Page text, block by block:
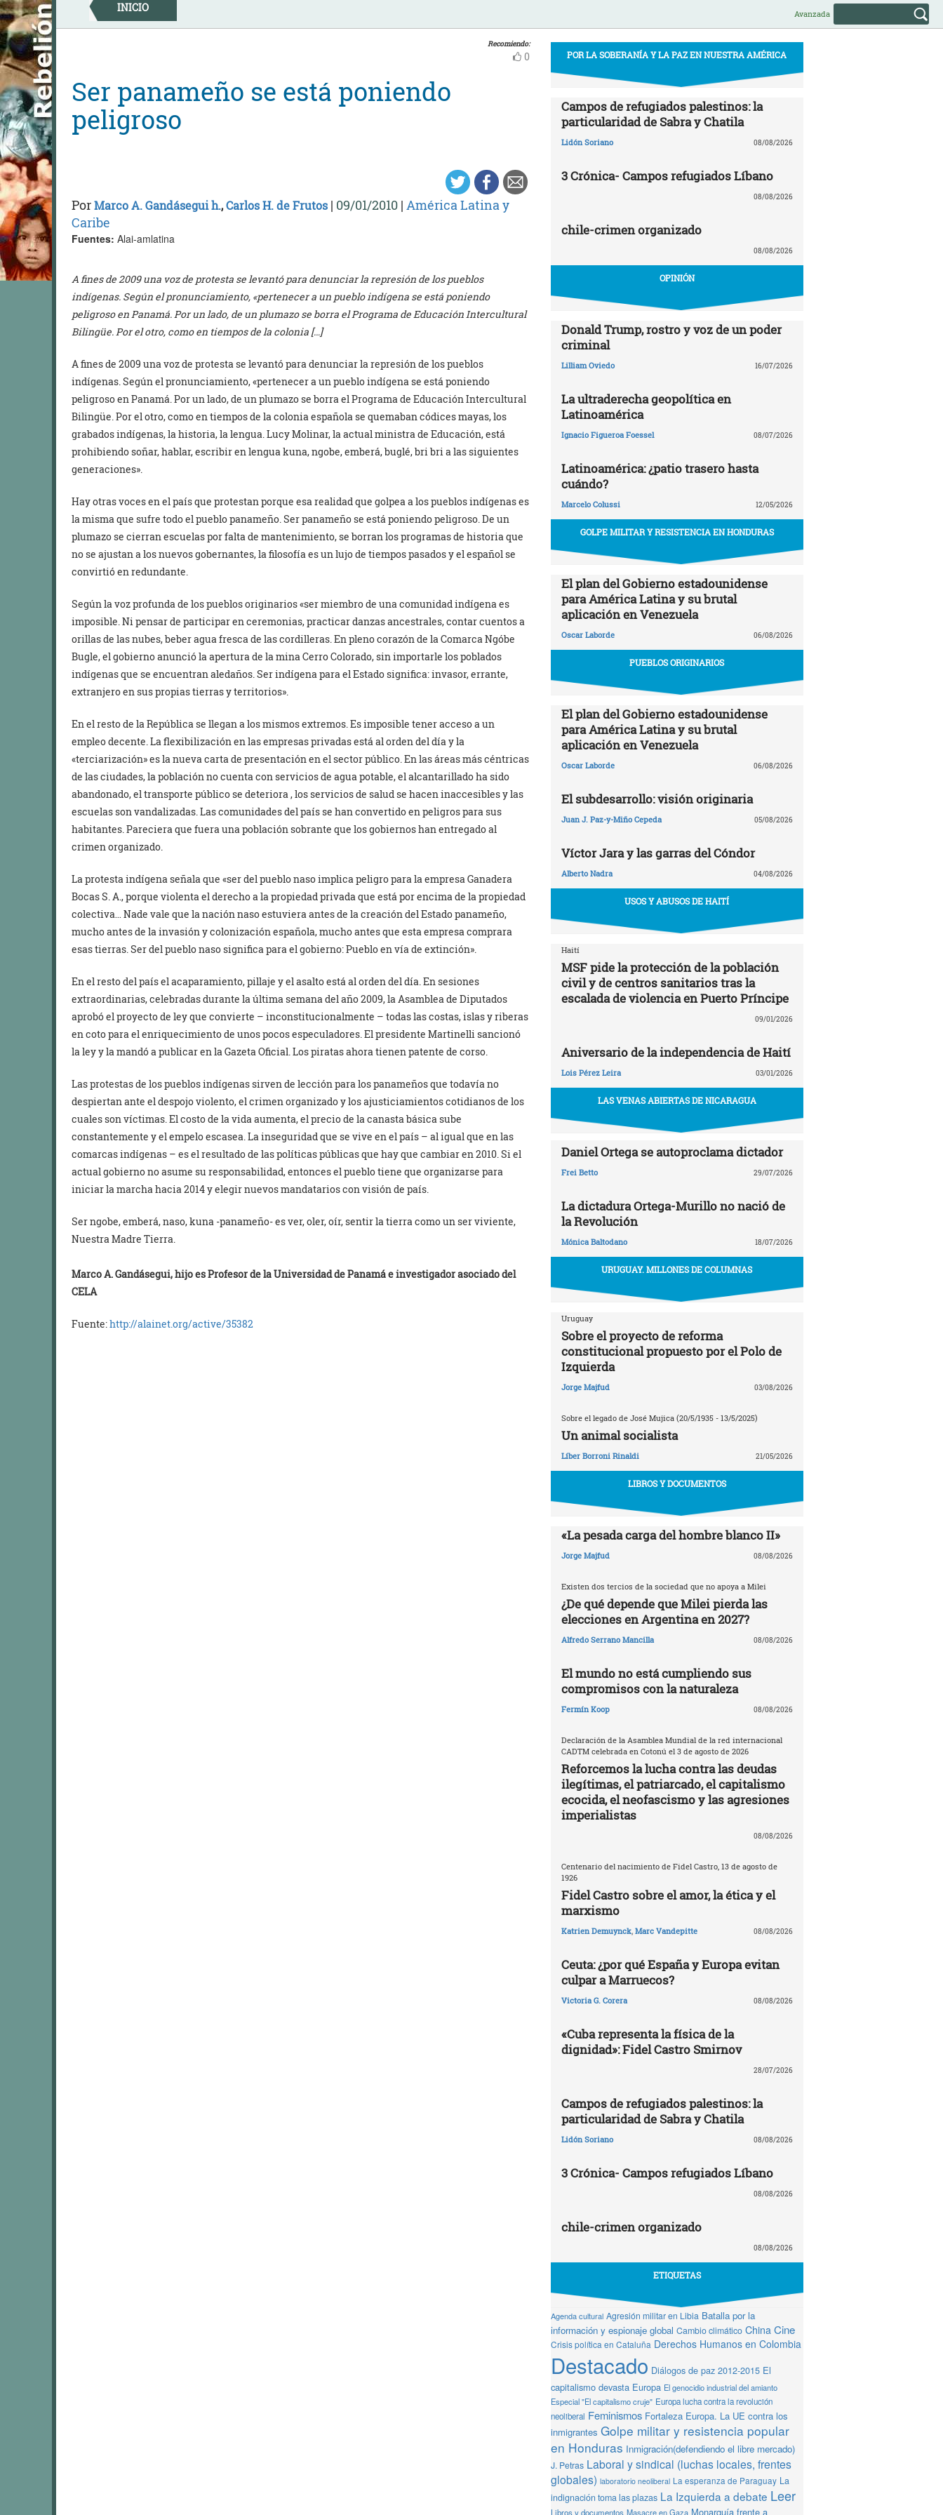
Skip
to
content
INICIO Avanzada
Recomiendo:
0
Ser panameño se está poniendo
peligroso
PorMarco A. Gandásegui h.,Carlos H. de Frutos | 09/01/2010 | América Latina y
Caribe
Fuentes: Alai-amlatina
A fines de 2009 una voz de protesta se levantó para denunciar la represión de los pueblos
indígenas. Según el pronunciamiento, «pertenecer a un pueblo indígena se está poniendo
peligroso en Panamá. Por un lado, de un plumazo se borra el Programa de Educación Intercultural
Bilingüe. Por el otro, como en tiempos de la colonia […]
A fines de 2009 una voz de protesta se levantó para denunciar la represión de los pueblos
indígenas. Según el pronunciamiento, «pertenecer a un pueblo indígena se está poniendo
peligroso en Panamá. Por un lado, de un plumazo se borra el Programa de Educación Intercultural
Bilingüe. Por el otro, como en tiempos de la colonia española se quemaban códices mayas, los
grabados indígenas, la historia, la lengua. Lucy Molinar, la actual ministra de Educación, está
prohibiendo soñar, hablar, escribir en lengua kuna, ngobe, emberá, buglé, bri bri a las siguientes
generaciones».
Hay otras voces en el país que protestan porque esa realidad que golpea a los pueblos indígenas es
la misma que sufre todo el pueblo panameño. Ser panameño se está poniendo peligroso. De un
plumazo se cierran escuelas por falta de mantenimiento, se borran los programas de historia que
no se ajustan a los nuevos gobernantes, la filosofía es un lujo de tiempos pasados y el español se
convirtió en redundante.
Según la voz profunda de los pueblos originarios «ser miembro de una comunidad indígena es
imposible. Ni pensar de participar en ceremonias, practicar danzas ancestrales, contar cuentos a
orillas de las nubes, beber agua fresca de las cordilleras. En pleno corazón de la Comarca Ngóbe
Bugle, el gobierno anunció la apertura de la mina Cerro Colorado, sin importarle los poblados
indígenas que se encuentran aledaños. Ser indígena para el Estado significa: invasor, errante,
extranjero en sus propias tierras y territorios».
En el resto de la República se llegan a los mismos extremos. Es imposible tener acceso a un
empleo decente. La flexibilización en las empresas privadas está al orden del día y la
«terciarización» es la nueva carta de presentación en el sector público. En las áreas más céntricas
de las ciudades, la población no cuenta con servicios de agua potable, el alcantarillado ha sido
abandonado, el transporte público se deteriora , los servicios de salud se hacen inaccesibles y las
escuelas son vandalizadas. Las comunidades del país se han convertido en peligros para sus
habitantes. Pareciera que fuera una población sobrante que los gobiernos han entregado al
crimen organizado.
La protesta indígena señala que «ser del pueblo naso implica peligro para la empresa Ganadera
Bocas S. A., porque violenta el derecho a la propiedad privada que está por encima de la propiedad
colectiva… Nade vale que la nación naso estuviera antes de la creación del Estado panameño,
mucho antes de la invasión y colonización española, mucho antes que esta empresa comprara
esas tierras. Ser del pueblo naso significa para el gobierno: Pueblo en vía de extinción».
En el resto del país el acaparamiento, pillaje y el asalto está al orden del día. En sesiones
extraordinarias, celebradas durante la última semana del año 2009, la Asamblea de Diputados
aprobó el proyecto de ley que convierte – inconstitucionalmente – todas las costas, islas y riberas
en coto para el enriquecimiento de unos pocos especuladores. El presidente Martinelli sancionó
la ley y la mandó a publicar en la Gazeta Oficial. Los piratas ahora tienen patente de corso.
Las protestas de los pueblos indígenas sirven de lección para los panameños que todavía no
despiertan ante el despojo violento, el crimen organizado y los ajusticiamientos cotidianos de los
cuales son víctimas. El costo de la vida aumenta, el precio de la canasta básica sube
constantemente y el empelo escasea. La inseguridad que se vive en el país – al igual que en las
comarcas indígenas – es el resultado de las políticas públicas que hay que cambiar en 2010. Si el
actual gobierno no asume su responsabilidad, entonces el pueblo tiene que organizarse para
iniciar la marcha hacia 2014 y elegir nuevos mandatarios con visión de país.
Ser ngobe, emberá, naso, kuna -panameño- es ver, oler, oír, sentir la tierra como un ser viviente,
Nuestra Madre Tierra.
Marco A. Gandásegui, hijo es Profesor de la Universidad de Panamá e investigador asociado del
CELA
Fuente:http://alainet.org/active/35382
POR LA SOBERANÍA Y LA PAZ EN NUESTRA AMÉRICA
Campos de refugiados palestinos: la
particularidad de Sabra y Chatila
Lidón Soriano 08/08/2026
3 Crónica- Campos refugiados Líbano
08/08/2026
chile-crimen organizado
08/08/2026
OPINIÓN
Donald Trump, rostro y voz de un poder
criminal
Lilliam Oviedo 16/07/2026
La ultraderecha geopolítica en
Latinoamérica
Ignacio Figueroa Foessel 08/07/2026
Latinoamérica: ¿patio trasero hasta
cuándo?
Marcelo Colussi 12/05/2026
GOLPE MILITAR Y RESISTENCIA EN HONDURAS
El plan del Gobierno estadounidense
para América Latina y su brutal
aplicación en Venezuela
Oscar Laborde 06/08/2026
PUEBLOS ORIGINARIOS
El plan del Gobierno estadounidense
para América Latina y su brutal
aplicación en Venezuela
Oscar Laborde 06/08/2026
El subdesarrollo: visión originaria
Juan J. Paz-y-Miño Cepeda 05/08/2026
Víctor Jara y las garras del Cóndor
Alberto Nadra 04/08/2026
USOS Y ABUSOS DE HAITÍ
Haití
MSF pide la protección de la población
civil y de centros sanitarios tras la
escalada de violencia en Puerto Príncipe
09/01/2026
Aniversario de la independencia de Haití
Lois Pérez Leira 03/01/2026
LAS VENAS ABIERTAS DE NICARAGUA
Daniel Ortega se autoproclama dictador
Frei Betto 29/07/2026
La dictadura Ortega-Murillo no nació de
la Revolución
Mónica Baltodano 18/07/2026
URUGUAY. MILLONES DE COLUMNAS
Uruguay
Sobre el proyecto de reforma
constitucional propuesto por el Polo de
Izquierda
Jorge Majfud 03/08/2026
Sobre el legado de José Mujica (20/5/1935 - 13/5/2025)
Un animal socialista
Líber Borroni Rinaldi 21/05/2026
LIBROS Y DOCUMENTOS
«La pesada carga del hombre blanco II»
Jorge Majfud 08/08/2026
Existen dos tercios de la sociedad que no apoya a Milei
¿De qué depende que Milei pierda las
elecciones en Argentina en 2027?
Alfredo Serrano Mancilla 08/08/2026
El mundo no está cumpliendo sus
compromisos con la naturaleza
Fermín Koop 08/08/2026
Declaración de la Asamblea Mundial de la red internacional
CADTM celebrada en Cotonú el 3 de agosto de 2026
Reforcemos la lucha contra las deudas
ilegítimas, el patriarcado, el capitalismo
ecocida, el neofascismo y las agresiones
imperialistas
08/08/2026
Centenario del nacimiento de Fidel Castro, 13 de agosto de
1926
Fidel Castro sobre el amor, la ética y el
marxismo
Katrien Demuynck, Marc Vandepitte 08/08/2026
Ceuta: ¿por qué España y Europa evitan
culpar a Marruecos?
Victoria G. Corera 08/08/2026
«Cuba representa la física de la
dignidad»: Fidel Castro Smirnov
28/07/2026
Campos de refugiados palestinos: la
particularidad de Sabra y Chatila
Lidón Soriano 08/08/2026
3 Crónica- Campos refugiados Líbano
08/08/2026
chile-crimen organizado
08/08/2026
ETIQUETAS
Agenda cultural Agresión militar en Libia Batalla por la
información y espionaje global Cambio climático China Cine
Crisis política en Cataluña Derechos Humanos en Colombia
Destacado Diálogos de paz 2012-2015 El
capitalismo devasta Europa El genocidio industrial del amianto
Especial "El capitalismo cruje" Europa lucha contra la revolución
neoliberal Feminismos Fortaleza Europa. La UE contra los
inmigrantes Golpe militar y resistencia popular
en Honduras Inmigración(defendiendo el libre mercado)
J. Petras Laboral y sindical (luchas locales, frentes
globales) laboratorio neoliberal La esperanza de Paraguay La
indignación toma las plazas La Izquierda a debate Leer
Libros y documentos Masacre en Gaza Monarquía frente a